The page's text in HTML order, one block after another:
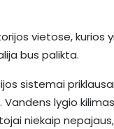
vietose, kurios
bus palikta.
sistemai
lygio
niekaip nepajaus,